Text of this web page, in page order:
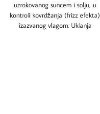
uzrokovanog suncem i solju, u
kontroli kovrdžanja (frizz efekta)
izazvanog vlagom. Uklanja